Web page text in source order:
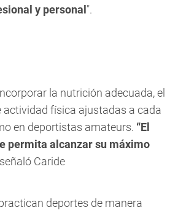
y personal ".
la nutrición adecuada, el
física ajustadas a cada
en deportistas amateurs. “El
permita alcanzar su máximo
Caride
deportes de manera